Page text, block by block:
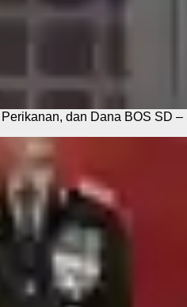
dan Dana BOS SD